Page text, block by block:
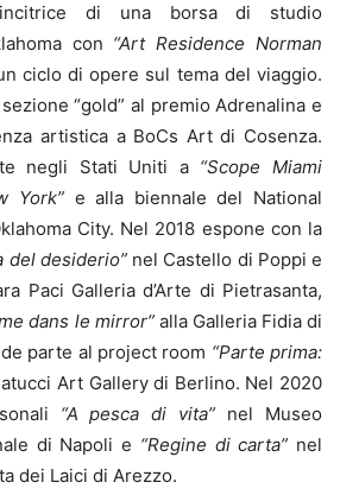
di una borsa di studio
con “Art Residence Norman
ciclo di opere sul tema del viaggio.
“gold” al premio Adrenalina e
artistica a BoCs Art di Cosenza.
negli Stati Uniti a “Scope Miami
York”e alla biennale del National
City. Nel 2018 espone con la
del desiderio”nel Castello di Poppi e
Paci Galleria d’Arte di Pietrasanta,
dans le mirror”alla Galleria Fidia di
parte al project room “Parte prima:
Art Gallery di Berlino. Nel 2020
“A pesca di vita” nel Museo
di Napoli e “Regine di carta” nel
dei Laici di Arezzo.